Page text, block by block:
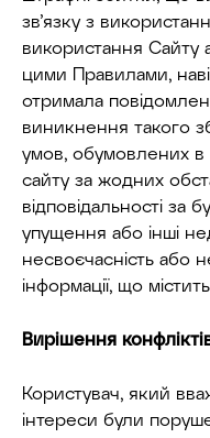
зв’язку з
використання Сайту
цими Правилами,
отримала
виникнення такого
умов, обумовлених в
сайту за жодних
відповідальності за
упущення або інші
несвоєчасність або
інформації, що
Вирішення
Користувач, який
інтереси були